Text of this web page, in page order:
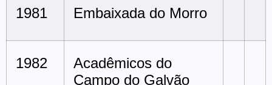
1981 Embaixada do Morro
1982
Acadêmicos do
Campo do Galvão